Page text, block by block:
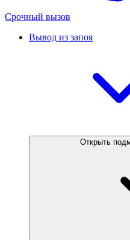
Срочный вызов
Вывод из запоя
Открыть